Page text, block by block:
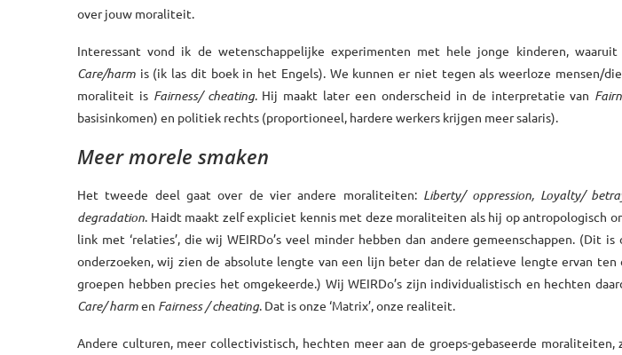
over jouw moraliteit.
Interessant vond ik de wetenschappelijke experimenten met hele jonge kinderen,
Care/harm is (ik las dit boek in het Engels). We kunnen er niet tegen als weerloze mensen/
moraliteit is Fairness/ cheating. Hij maakt later een onderscheid in de interpretatie van
basisinkomen) en politiek rechts (proportioneel, hardere werkers krijgen meer salaris).
Meer morele smaken
Het tweede deel gaat over de vier andere moraliteiten: Liberty/ oppression, Loyalty/
degradation. Haidt maakt zelf expliciet kennis met deze moraliteiten als hij op antropologisch
link met ‘relaties’, die wij WEIRDo’s veel minder hebben dan andere gemeenschappen. (Dit
onderzoeken, wij zien de absolute lengte van een lijn beter dan de relatieve lengte ervan ten
groepen hebben precies het omgekeerde.) Wij WEIRDo’s zijn individualistisch en hechten
Care/ harmen Fairness / cheating. Dat is onze ‘Matrix’, onze realiteit.
Andere culturen, meer collectivistisch, hechten meer aan de groeps-gebaseerde